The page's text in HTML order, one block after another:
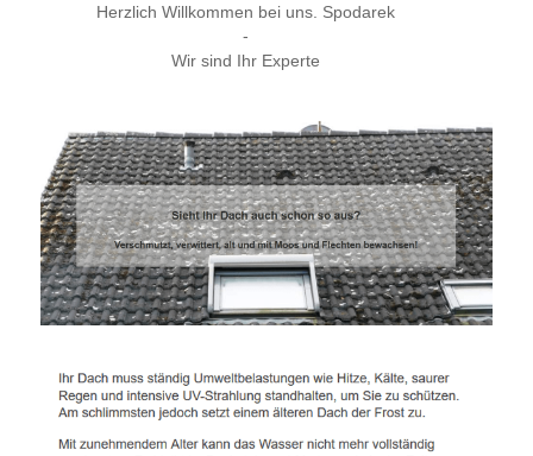
Herzlich Willkommen bei uns. Spodarek
-
Wir sind Ihr Experte